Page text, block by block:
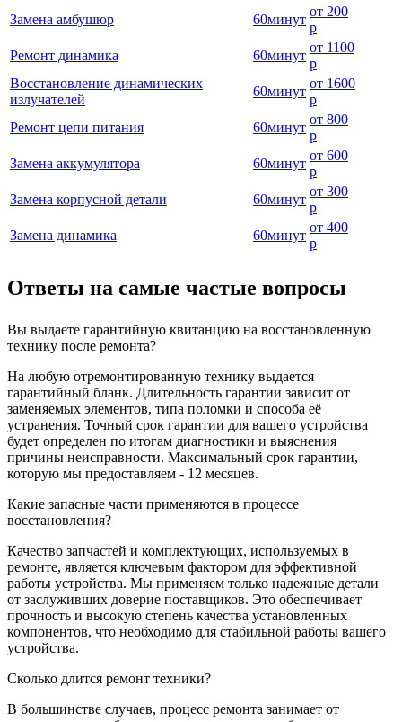
Замена амбушюр
60минут
от 200
р
Ремонт динамика
60минут
от 1100
р
Восстановление динамических
излучателей
60минут
от 1600
р
Ремонт цепи питания
60минут
от 800
р
Замена аккумулятора
60минут
от 600
р
Замена корпусной детали
60минут
от 300
р
Замена динамика
60минут
от 400
р
Ответы на самые частые вопросы
Вы выдаете гарантийную квитанцию на восстановленную
технику после ремонта?
На любую отремонтированную технику выдается
гарантийный бланк. Длительность гарантии зависит от
заменяемых элементов, типа поломки и способа её
устранения. Точный срок гарантии для вашего устройства
будет определен по итогам диагностики и выяснения
причины неисправности. Максимальный срок гарантии,
которую мы предоставляем - 12 месяцев.
Какие запасные части применяются в процессе
восстановления?
Качество запчастей и комплектующих, используемых в
ремонте, является ключевым фактором для эффективной
работы устройства. Мы применяем только надежные детали
от заслуживших доверие поставщиков. Это обеспечивает
прочность и высокую степень качества установленных
компонентов, что необходимо для стабильной работы вашего
устройства.
Сколько длится ремонт техники?
В большинстве случаев, процесс ремонта занимает от